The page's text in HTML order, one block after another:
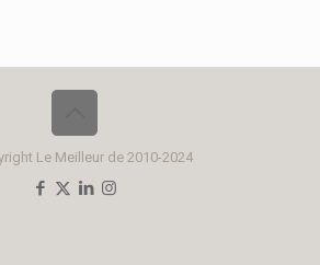
Le Meilleur de 2010-2024